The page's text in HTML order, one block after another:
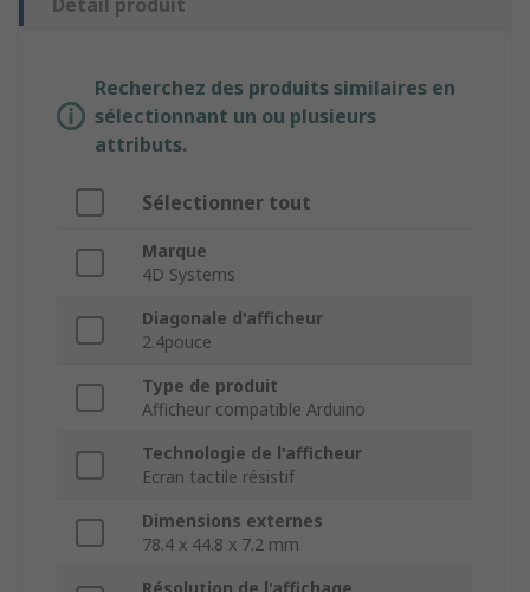
Détail produit
Recherchez des produits similaires en
sélectionnant un ou plusieurs
attributs.
Sélectionner tout
Marque
4D Systems
Diagonale d'afficheur
2.4pouce
Type de produit
Afficheur compatible Arduino
Technologie de l'afficheur
Ecran tactile résistif
Dimensions externes
78.4 x 44.8 x 7.2 mm